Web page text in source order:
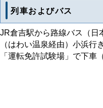
列車およびバス
JR倉吉駅から路線バス（日
（はわい温泉経由）小浜行
「運転免許試験場」で下車